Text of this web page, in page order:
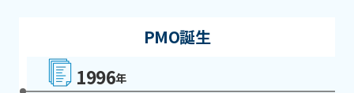
PMO誕生
1996年